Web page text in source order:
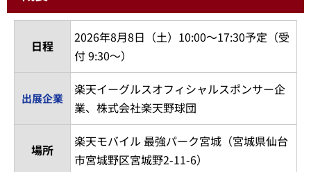
日程
2026年8月8日（土）10:00～17:30予定（受
付 9:30～）
出展企業
楽天イーグルスオフィシャルスポンサー企
業、株式会社楽天野球団
場所
楽天モバイル 最強パーク宮城（宮城県仙台
市宮城野区宮城野2-11-6）